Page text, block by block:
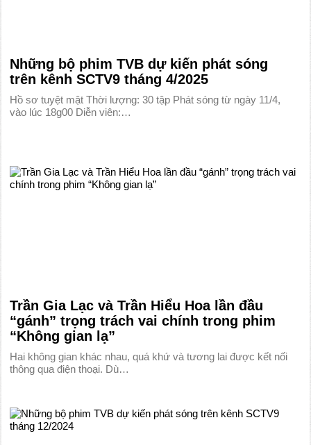
Những bộ phim TVB dự kiến phát sóng
trên kênh SCTV9 tháng 4/2025
Hồ sơ tuyệt mật Thời lượng: 30 tập Phát sóng từ ngày 11/4,
vào lúc 18g00 Diễn viên:…
Trần Gia Lạc và Trần Hiểu Hoa lần đầu
“gánh” trọng trách vai chính trong phim
“Không gian lạ”
Hai không gian khác nhau, quá khứ và tương lai được kết nối
thông qua điện thoại. Dù…